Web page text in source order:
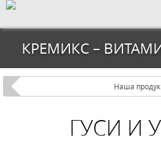
КРЕМИКС –
Наша
ГУСИ И